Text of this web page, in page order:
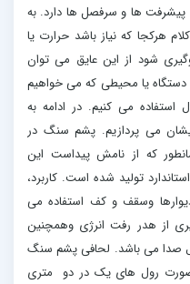
ها و سرفصل ها دارد. به
هرکجا که نیاز باشد حرارت یا
شود از این عایق می توان
دستگاه یا محیطی که می خواهیم
می کنیم. در ادامه به
می پردازیم. پشم سنگ در
که از نامش پیداست این
تولید شده است. کاربرد،
وسقف و کف استفاده می
از هدر رفت انرژی وهمچنین
صدا می باشد. لحافی پشم سنگ
صورت رول های یک در دو متری